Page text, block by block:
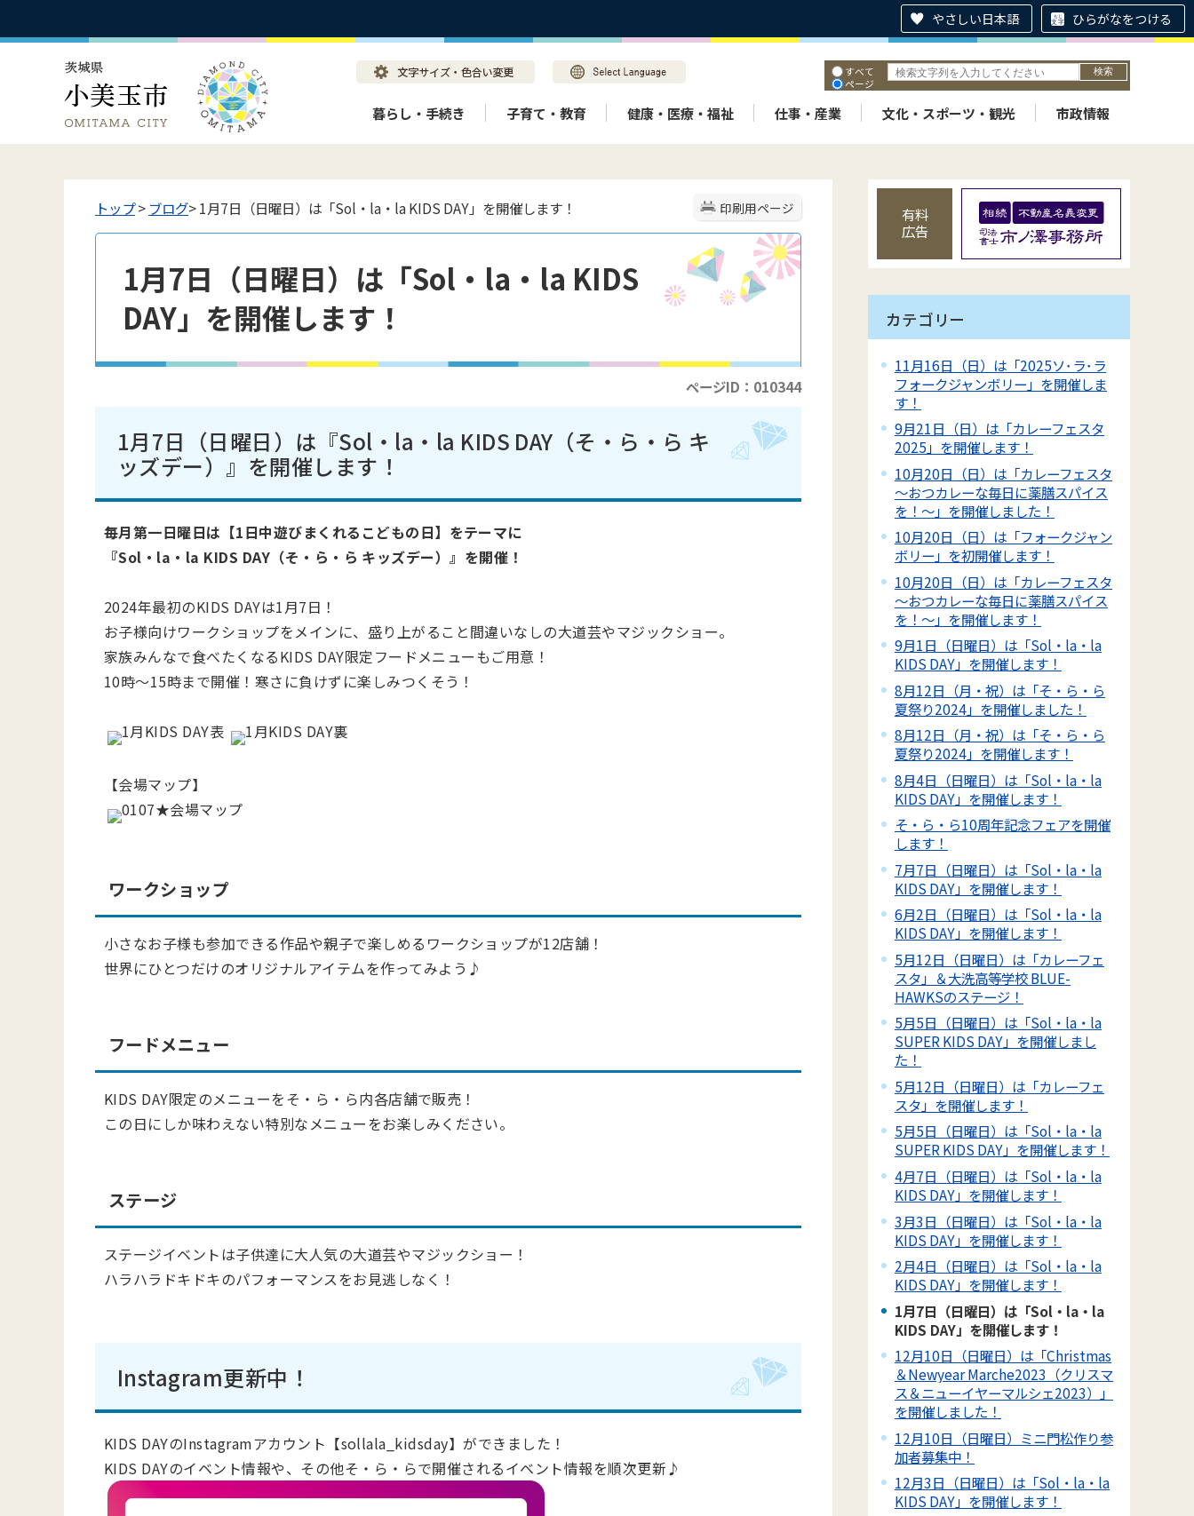
やさしい日本語 ひらがなをつける
すべて
ページ
暮らし・手続き 子育て・教育 健康・医療・福祉 仕事・産業 文化・スポーツ・観光 市政情報
印刷用ページ
トップ> ブログ> 1月7日（日曜日）は「Sol・la・la KIDS DAY」を開催します！
1月7日（日曜日）は「Sol・la・la KIDS
DAY」を開催します！
ページID：010344
1月7日（日曜日）は『Sol・la・la KIDS DAY（そ・ら・ら キ
ッズデー）』を開催します！
毎月第一日曜日は【1日中遊びまくれるこどもの日】をテーマに
『Sol・la・la KIDS DAY（そ・ら・ら キッズデー）』を開催！
2024年最初のKIDS DAYは1月7日！
お子様向けワークショップをメインに、盛り上がること間違いなしの大道芸やマジックショー。
家族みんなで食べたくなるKIDS DAY限定フードメニューもご用意！
10時～15時まで開催！寒さに負けずに楽しみつくそう！
【会場マップ】
ワークショップ
小さなお子様も参加できる作品や親子で楽しめるワークショップが12店舗！
世界にひとつだけのオリジナルアイテムを作ってみよう♪
フードメニュー
KIDS DAY限定のメニューをそ・ら・ら内各店舗で販売！
この日にしか味わえない特別なメニューをお楽しみください。
ステージ
ステージイベントは子供達に大人気の大道芸やマジックショー！
ハラハラドキドキのパフォーマンスをお見逃しなく！
Instagram更新中！
KIDS DAYのInstagramアカウント【sollala_kidsday】ができました！
KIDS DAYのイベント情報や、その他そ・ら・らで開催されるイベント情報を順次更新♪
有料
広告
カテゴリー
11月16日（日）は「2025ソ･ラ･ラ
フォークジャンボリー」を開催しま
す！
9月21日（日）は「カレーフェスタ
2025」を開催します！
10月20日（日）は「カレーフェスタ
～おつカレーな毎日に薬膳スパイス
を！～」を開催しました！
10月20日（日）は「フォークジャン
ボリー」を初開催します！
10月20日（日）は「カレーフェスタ
～おつカレーな毎日に薬膳スパイス
を！～」を開催します！
9月1日（日曜日）は「Sol・la・la
KIDS DAY」を開催します！
8月12日（月・祝）は「そ・ら・ら
夏祭り2024」を開催しました！
8月12日（月・祝）は「そ・ら・ら
夏祭り2024」を開催します！
8月4日（日曜日）は「Sol・la・la
KIDS DAY」を開催します！
そ・ら・ら10周年記念フェアを開催
します！
7月7日（日曜日）は「Sol・la・la
KIDS DAY」を開催します！
6月2日（日曜日）は「Sol・la・la
KIDS DAY」を開催します！
5月12日（日曜日）は「カレーフェ
スタ」＆大洗高等学校 BLUE-
HAWKSのステージ！
5月5日（日曜日）は「Sol・la・la
SUPER KIDS DAY」を開催しまし
た！
5月12日（日曜日）は「カレーフェ
スタ」を開催します！
5月5日（日曜日）は「Sol・la・la
SUPER KIDS DAY」を開催します！
4月7日（日曜日）は「Sol・la・la
KIDS DAY」を開催します！
3月3日（日曜日）は「Sol・la・la
KIDS DAY」を開催します！
2月4日（日曜日）は「Sol・la・la
KIDS DAY」を開催します！
1月7日（日曜日）は「Sol・la・la
KIDS DAY」を開催します！
12月10日（日曜日）は「Christmas
＆Newyear Marche2023（クリスマ
ス＆ニューイヤーマルシェ2023）」
を開催しました！
12月10日（日曜日）ミニ門松作り参
加者募集中！
12月3日（日曜日）は「Sol・la・la
KIDS DAY」を開催します！